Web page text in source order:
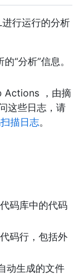
行运行的分析
“分析”信息。
Actions ，由摘
这些日志，请
描日志。
码库中的代码
码行，包括外
动生成的文件